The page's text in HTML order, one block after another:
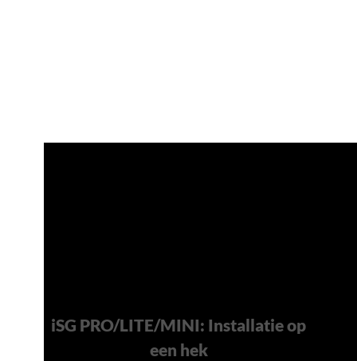
iSG PRO/LITE/MINI: Installatie op
een hek